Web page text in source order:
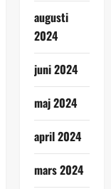
augusti
2024
juni 2024
maj 2024
april 2024
mars 2024